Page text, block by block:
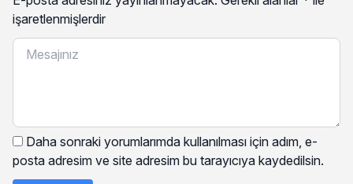
işaretlenmişlerdir
Daha sonraki yorumlarımda kullanılması için adım, e-
posta adresim ve site adresim bu tarayıcıya kaydedilsin.